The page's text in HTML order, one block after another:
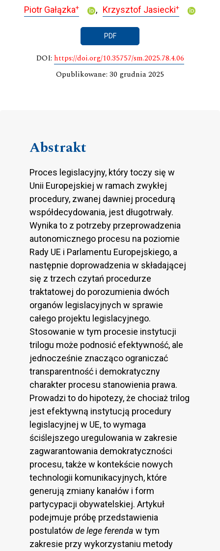
Piotr Gałązka+ Krzysztof Jasiecki+
PDF
DOI: https://doi.org/10.35757/sm.2025.78.4.06
Opublikowane: 30 grudnia 2025
Abstrakt
Proces legislacyjny, który toczy się w
Unii Europejskiej w ramach zwykłej
procedury, zwanej dawniej procedurą
współdecydowania, jest długotrwały.
Wynika to z potrzeby przeprowadzenia
autonomicznego procesu na poziomie
Rady UE i Parlamentu Europejskiego, a
następnie doprowadzenia w składającej
się z trzech czytań procedurze
traktatowej do porozumienia dwóch
organów legislacyjnych w sprawie
całego projektu legislacyjnego.
Stosowanie w tym procesie instytucji
trilogu może podnosić efektywność, ale
jednocześnie znacząco ograniczać
transparentność i demokratyczny
charakter procesu stanowienia prawa.
Prowadzi to do hipotezy, że chociaż trilog
jest efektywną instytucją procedury
legislacyjnej w UE, to wymaga
ściślejszego uregulowania w zakresie
zagwarantowania demokratyczności
procesu, także w kontekście nowych
technologii komunikacyjnych, które
generują zmiany kanałów i form
partycypacji obywatelskiej. Artykuł
podejmuje próbę przedstawienia
postulatów de lege ferenda w tym
zakresie przy wykorzystaniu metody